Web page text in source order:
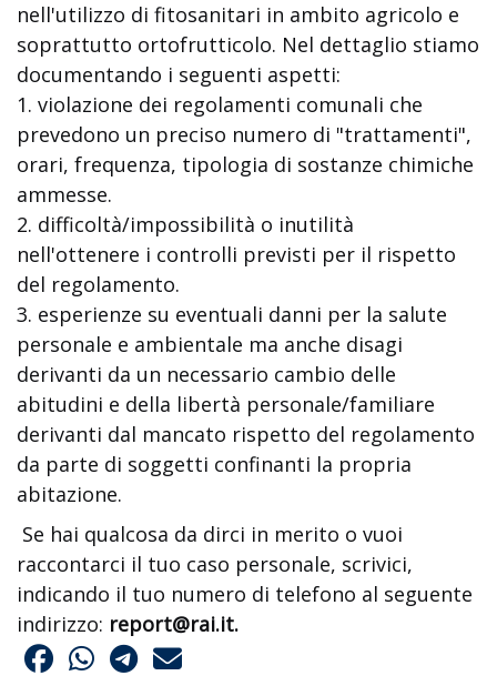
nell'utilizzo di fitosanitari in ambito agricolo e
soprattutto ortofrutticolo. Nel dettaglio stiamo
documentando i seguenti aspetti:
1. violazione dei regolamenti comunali che
prevedono un preciso numero di "trattamenti",
orari, frequenza, tipologia di sostanze chimiche
ammesse.
2. difficoltà/impossibilità o inutilità
nell'ottenere i controlli previsti per il rispetto
del regolamento.
3. esperienze su eventuali danni per la salute
personale e ambientale ma anche disagi
derivanti da un necessario cambio delle
abitudini e della libertà personale/familiare
derivanti dal mancato rispetto del regolamento
da parte di soggetti confinanti la propria
abitazione.
Se hai qualcosa da dirci in merito o vuoi
raccontarci il tuo caso personale, scrivici,
indicando il tuo numero di telefono al seguente
indirizzo: report@rai.it.